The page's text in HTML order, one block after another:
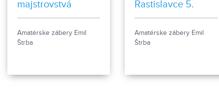
majstrovstvá
okresu v
cezpoľnom behu
Amatérske zábery Emil
Štrba
Rastislavce 5.
ročník
Amatérske zábery Emil
Štrba